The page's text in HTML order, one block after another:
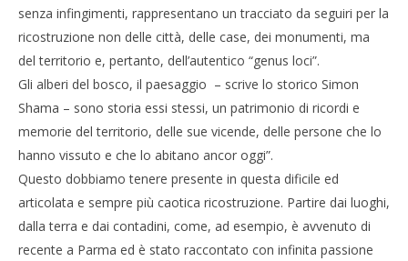
senza infingimenti, rappresentano un tracciato da seguiri per la
ricostruzione non delle città, delle case, dei monumenti, ma
del territorio e, pertanto, dell’autentico “genus loci”.
Gli alberi del bosco, il paesaggio – scrive lo storico Simon
Shama – sono storia essi stessi, un patrimonio di ricordi e
memorie del territorio, delle sue vicende, delle persone che lo
hanno vissuto e che lo abitano ancor oggi”.
Questo dobbiamo tenere presente in questa dificile ed
articolata e sempre più caotica ricostruzione. Partire dai luoghi,
dalla terra e dai contadini, come, ad esempio, è avvenuto di
recente a Parma ed è stato raccontato con infinita passione